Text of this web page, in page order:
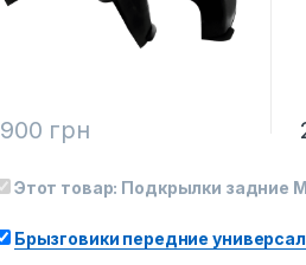
900 грн
Этот товар: Подкрылки задние
Брызговики передние